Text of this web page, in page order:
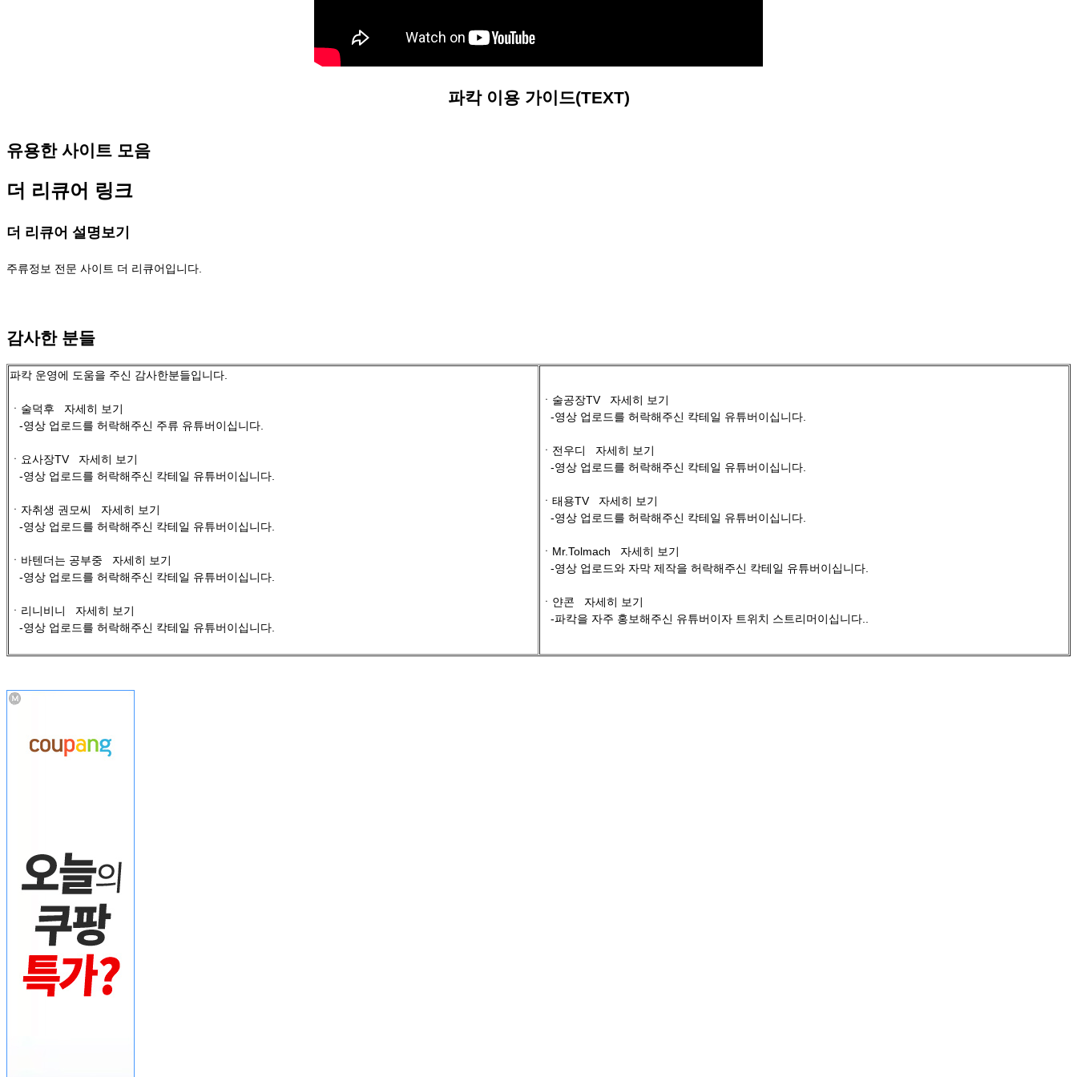
파칵 이용 가이드(TEXT)
유용한 사이트 모음
더 리큐어 링크
더 리큐어 설명보기
주류정보 전문 사이트 더 리큐어입니다.
감사한 분들
파칵 운영에 도움을 주신 감사한분들입니다.
ㆍ술덕후 자세히 보기
-영상 업로드를 허락해주신 주류 유튜버이십니다.
ㆍ요사장TV 자세히 보기
-영상 업로드를 허락해주신 칵테일 유튜버이십니다.
ㆍ자취생 권모씨 자세히 보기
-영상 업로드를 허락해주신 칵테일 유튜버이십니다.
ㆍ바텐더는 공부중 자세히 보기
-영상 업로드를 허락해주신 칵테일 유튜버이십니다.
ㆍ리니비니 자세히 보기
-영상 업로드를 허락해주신 칵테일 유튜버이십니다.
ㆍ술공장TV 자세히 보기
-영상 업로드를 허락해주신 칵테일 유튜버이십니다.
ㆍ전우디 자세히 보기
-영상 업로드를 허락해주신 칵테일 유튜버이십니다.
ㆍ태용TV 자세히 보기
-영상 업로드를 허락해주신 칵테일 유튜버이십니다.
ㆍMr.Tolmach 자세히 보기
-영상 업로드와 자막 제작을 허락해주신 칵테일 유튜버이십니다.
ㆍ얀콘 자세히 보기
-파칵을 자주 홍보해주신 유튜버이자 트위치 스트리머이십니다..